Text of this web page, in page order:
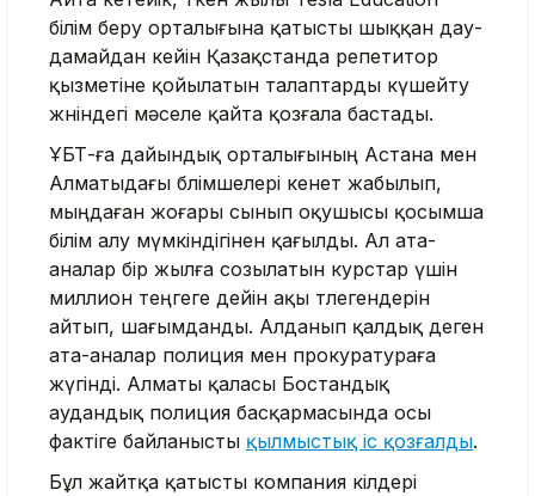
білім беру орталығына қатысты шыққан дау-
дамайдан кейін Қазақстанда репетитор
қызметіне қойылатын талаптарды күшейту
жөніндегі мәселе қайта қозғала бастады.
ҰБТ-ға дайындық орталығының Астана мен
Алматыдағы бөлімшелері кенет жабылып,
мыңдаған жоғары сынып оқушысы қосымша
білім алу мүмкіндігінен қағылды. Ал ата-
аналар бір жылға созылатын курстар үшін
миллион теңгеге дейін ақы төлегендерін
айтып, шағымданды. Алданып қалдық деген
ата-аналар полиция мен прокуратураға
жүгінді. Алматы қаласы Бостандық
аудандық полиция басқармасында осы
фактіге байланысты қылмыстық іс қозғалды.
Бұл жайтқа қатысты компания өкілдері